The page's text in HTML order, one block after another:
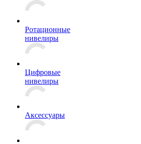
Ротационные
нивелиры
Цифровые
нивелиры
Аксессуары